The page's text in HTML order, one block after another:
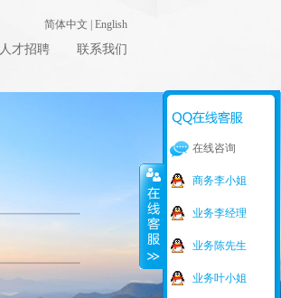
简体中文 English
人才招聘 联系我们
在线咨询
商务李小姐
业务李经理
业务陈先生
业务叶小姐